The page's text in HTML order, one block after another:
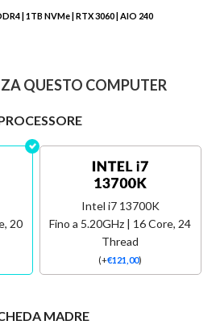
| 1TB NVMe | RTX 3060 | AIO 240
QUESTO COMPUTER
20
Intel i7 13700K
Fino a 5.20GHz | 16 Core, 24
Thread
(+€121,00)
MADRE